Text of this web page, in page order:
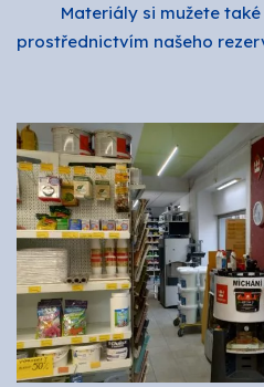
Materiály si mužete také
prostřednictvím našeho